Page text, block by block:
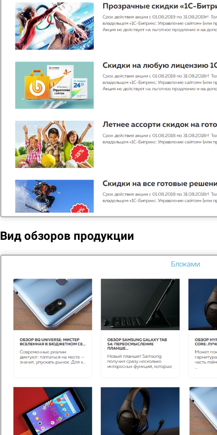
Вид обзоров продукции
Блоками
Второй элемент списка;
Третий элемент списка;
Четвертый элемент списка.
Пример оформления
таблицы(вариант 1)
Заголовок 1 Заголовок 2 Заголовок 3
Значение Значение
Значение Значение Значение
Значение Значение Значение
Пример оформления
таблицы(вариант 2)
Заголовок 1 Значение Значение
Заголовок 3 Значение
Вам нужна
консультация?
Если у вас остались вопросы, заполните
форму и наши специалисты в ближайшее
время свяжутся с вами
Задать вопрос